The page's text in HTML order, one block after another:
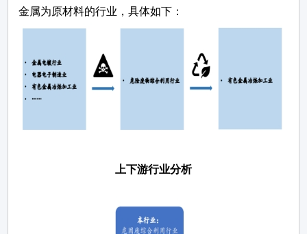
金属为原材料的行业，具体如下：
上下游行业分析